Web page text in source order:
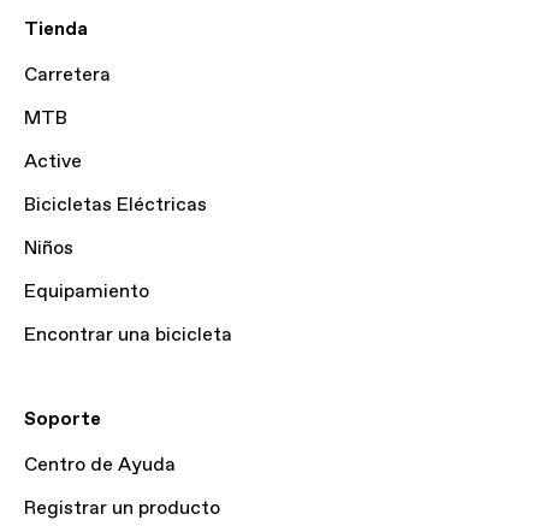
Tienda
Carretera
MTB
Active
Bicicletas Eléctricas
Niños
Equipamiento
Encontrar una bicicleta
Soporte
Centro de Ayuda
Registrar un producto